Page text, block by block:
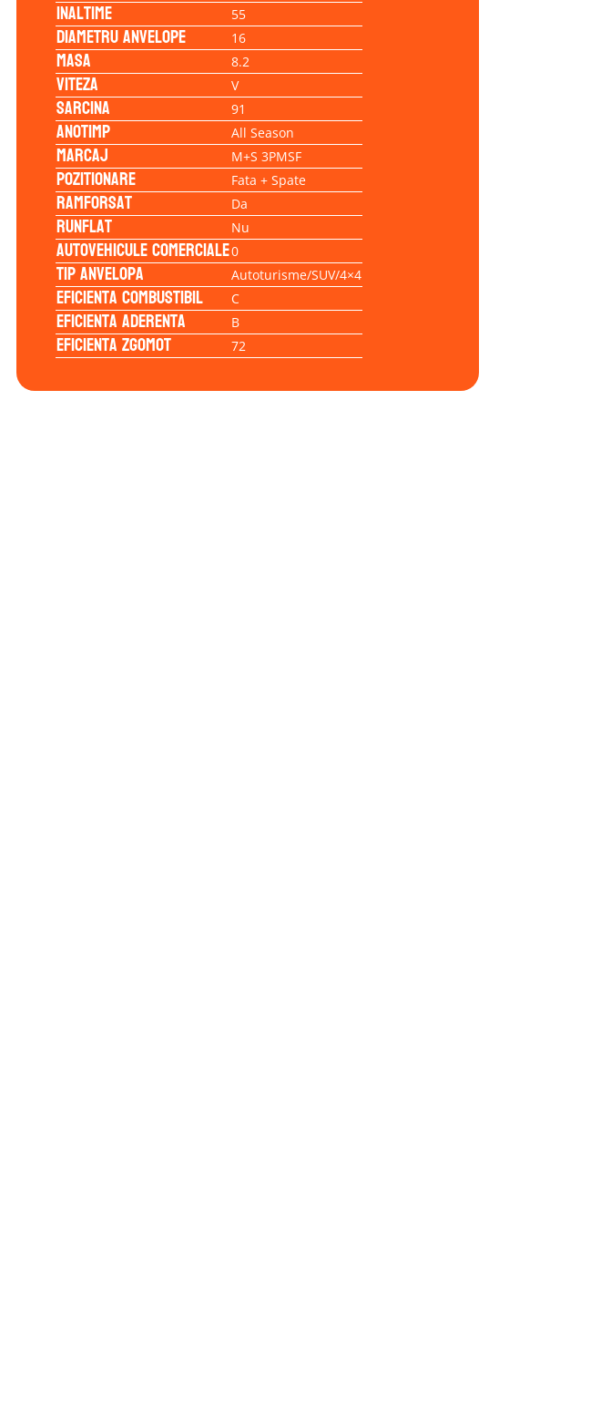
Inaltime 55
Diametru anvelope 16
Masa 8.2
Viteza V
Sarcina 91
Anotimp All Season
Marcaj M+S 3PMSF
Pozitionare Fata + Spate
Ramforsat Da
Runflat Nu
Autovehicule comerciale0
Tip anvelopa Autoturisme/SUV/4×4
Eficienta Combustibil C
Eficienta Aderenta B
Eficienta Zgomot 72